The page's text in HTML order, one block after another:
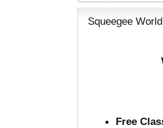
Squeegee
Free